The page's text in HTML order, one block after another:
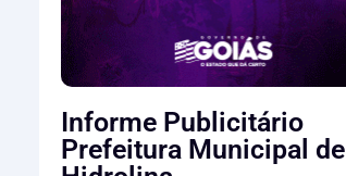
Informe Publicitário
Prefeitura Municipal de